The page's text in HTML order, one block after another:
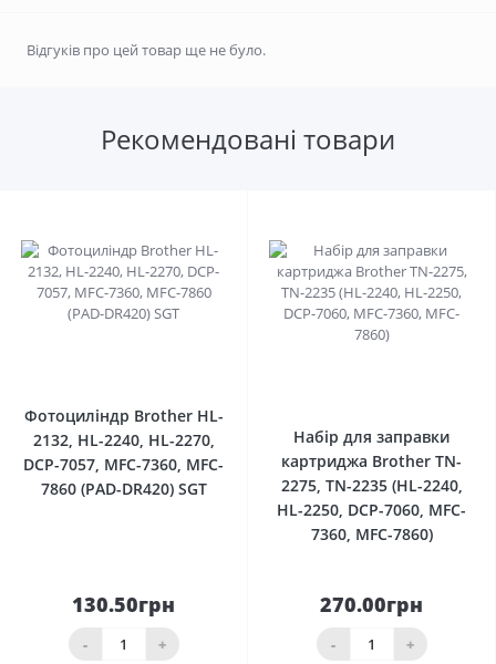
Відгуків про цей товар ще не було.
Рекомендовані товари
Фотоциліндр Brother HL-
2132, HL-2240, HL-2270,
DCP-7057, MFC-7360, MFC-
7860 (PAD-DR420) SGT
130.50грн
- +
Набір для заправки
картриджа Brother TN-
2275, TN-2235 (HL-2240,
HL-2250, DCP-7060, MFC-
7360, MFC-7860)
270.00грн
- +